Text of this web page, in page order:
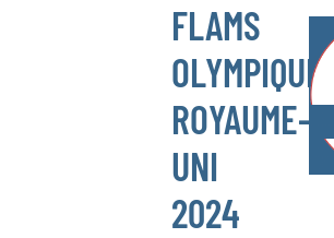
FLAMS
OLYMPIQUES
ROYAUME-
UNI
2024